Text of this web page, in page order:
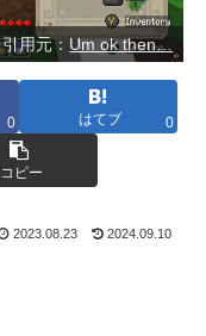
引用元： Um ok then…
0 はてブ 0
コピー
2023.08.23 2024.09.10